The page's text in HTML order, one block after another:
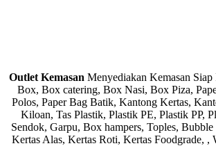
Outlet Kemasan Menyediakan Kemasan Siap
Box, Box catering, Box Nasi, Box Piza,
Polos, Paper Bag Batik, Kantong Kertas,
Kiloan, Tas Plastik, Plastik PE, Plastik PP,
Sendok, Garpu, Box hampers, Toples,
Kertas Alas, Kertas Roti, Kertas Foodgrade, ,